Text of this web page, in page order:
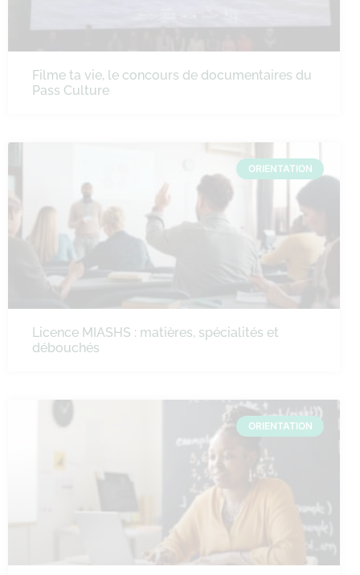
Filme ta vie, le concours de documentaires du
Pass Culture
ORIENTATION
Licence MIASHS : matières, spécialités et
débouchés
ORIENTATION